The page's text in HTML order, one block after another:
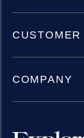
CUSTOMER
COMPANY